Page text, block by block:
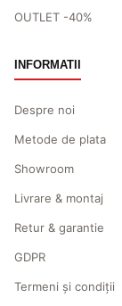
OUTLET -40%
INFORMATII
Despre noi
Metode de plata
Showroom
Livrare & montaj
Retur & garantie
GDPR
Termeni și condiții